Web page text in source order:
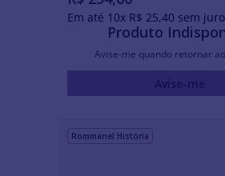
Em até 10x R$ 25,40 sem
Produto
Avise-me quando retornar
Avise-me
Rommanel História